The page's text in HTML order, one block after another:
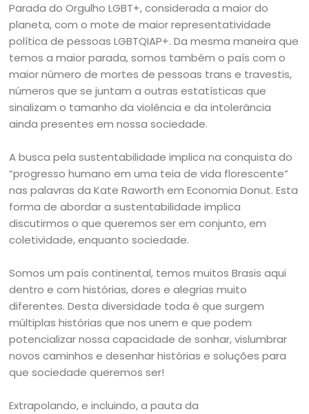
Parada do Orgulho LGBT+, considerada a maior do
planeta, com o mote de maior representatividade
política de pessoas LGBTQIAP+. Da mesma maneira que
temos a maior parada, somos também o país com o
maior número de mortes de pessoas trans e travestis,
números que se juntam a outras estatísticas que
sinalizam o tamanho da violência e da intolerância
ainda presentes em nossa sociedade.
A busca pela sustentabilidade implica na conquista do
“progresso humano em uma teia de vida florescente”
nas palavras da Kate Raworth em Economia Donut. Esta
forma de abordar a sustentabilidade implica
discutirmos o que queremos ser em conjunto, em
coletividade, enquanto sociedade.
Somos um país continental, temos muitos Brasis aqui
dentro e com histórias, dores e alegrias muito
diferentes. Desta diversidade toda é que surgem
múltiplas histórias que nos unem e que podem
potencializar nossa capacidade de sonhar, vislumbrar
novos caminhos e desenhar histórias e soluções para
que sociedade queremos ser!
Extrapolando, e incluindo, a pauta da